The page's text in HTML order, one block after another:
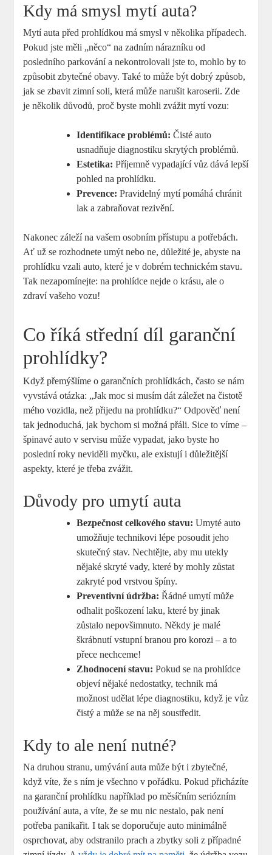
Kdy má smysl mytí auta?
Mytí auta před prohlídkou má smysl v několika případech.
Pokud jste měli „něco“ na zadním nárazníku od
posledního parkování a nekontrolovali jste to, mohlo by to
způsobit zbytečné obavy. Také to může být dobrý způsob,
jak se zbavit zimní soli, která může narušit karoserii. Zde
je několik důvodů, proč byste mohli zvážit mytí vozu:
Identifikace problémů: Čisté auto
usnadňuje diagnostiku skrytých problémů.
Estetika: Příjemně vypadající vůz dává lepší
pohled na prohlídku.
Prevence: Pravidelný mytí pomáhá chránit
lak a zabraňovat rezivění.
Nakonec záleží na vašem osobním přístupu a potřebách.
Ať už se rozhodnete umýt nebo ne, důležité je, abyste na
prohlídku vzali auto, které je v dobrém technickém stavu.
Tak nezapomínejte: na prohlídce nejde o krásu, ale o
zdraví vašeho vozu!
Co říká střední díl garanční
prohlídky?
Když přemýšlíme o garančních prohlídkách, často se nám
vyvstává otázka: „Jak moc si musím dát záležet na čistotě
mého vozidla, než přijedu na prohlídku?“ Odpověď není
tak jednoduchá, jak bychom si možná přáli. Sice to víme –
špinavé auto v servisu může vypadat, jako byste ho
poslední roky neviděli myčku, ale existují i důležitější
aspekty, které je třeba zvážit.
Důvody pro umytí auta
Bezpečnost celkového stavu: Umyté auto
umožňuje technikovi lépe posoudit jeho
skutečný stav. Nechtějte, aby mu utekly
nějaké skryté vady, které by mohly zůstat
zakryté pod vrstvou špíny.
Preventivní údržba: Řádné umytí může
odhalit poškození laku, které by jinak
zůstalo nepovšimnuto. Někdy je malé
škrábnutí vstupní branou pro korozi – a to
přece nechceme!
Zhodnocení stavu:Pokud se na prohlídce
objeví nějaké nedostatky, technik má
možnost udělat lépe diagnostiku, když je vůz
čistý a může se na něj soustředit.
Kdy to ale není nutné?
Na druhou stranu, umývání auta může být i zbytečné,
když víte, že s ním je všechno v pořádku. Pokud přicházíte
na garanční prohlídku například po měsíčním seriózním
používání auta, a víte, že se mu nic nestalo, pak není
potřeba panikařit. I tak se doporučuje auto minimálně
osprchovat, aby odstranilo prach a zbytky soli z případné